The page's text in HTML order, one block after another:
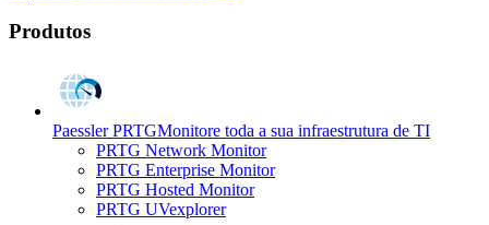
Produtos
Paessler PRTGMonitore toda a sua infraestrutura de TI
PRTG Network Monitor
PRTG Enterprise Monitor
PRTG Hosted Monitor
PRTG UVexplorer